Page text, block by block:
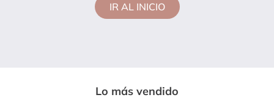
IR AL INICIO
Lo más vendido